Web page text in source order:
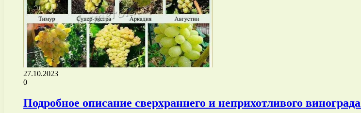
27.10.2023
0
Подробное описание сверхраннего и неприхотливого